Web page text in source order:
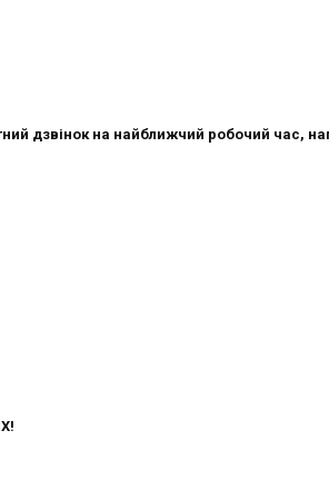
дзвінок на найближчий робочий час,